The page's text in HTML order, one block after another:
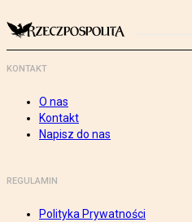
KONTAKT
O nas
Kontakt
Napisz do nas
REGULAMIN
Polityka Prywatności